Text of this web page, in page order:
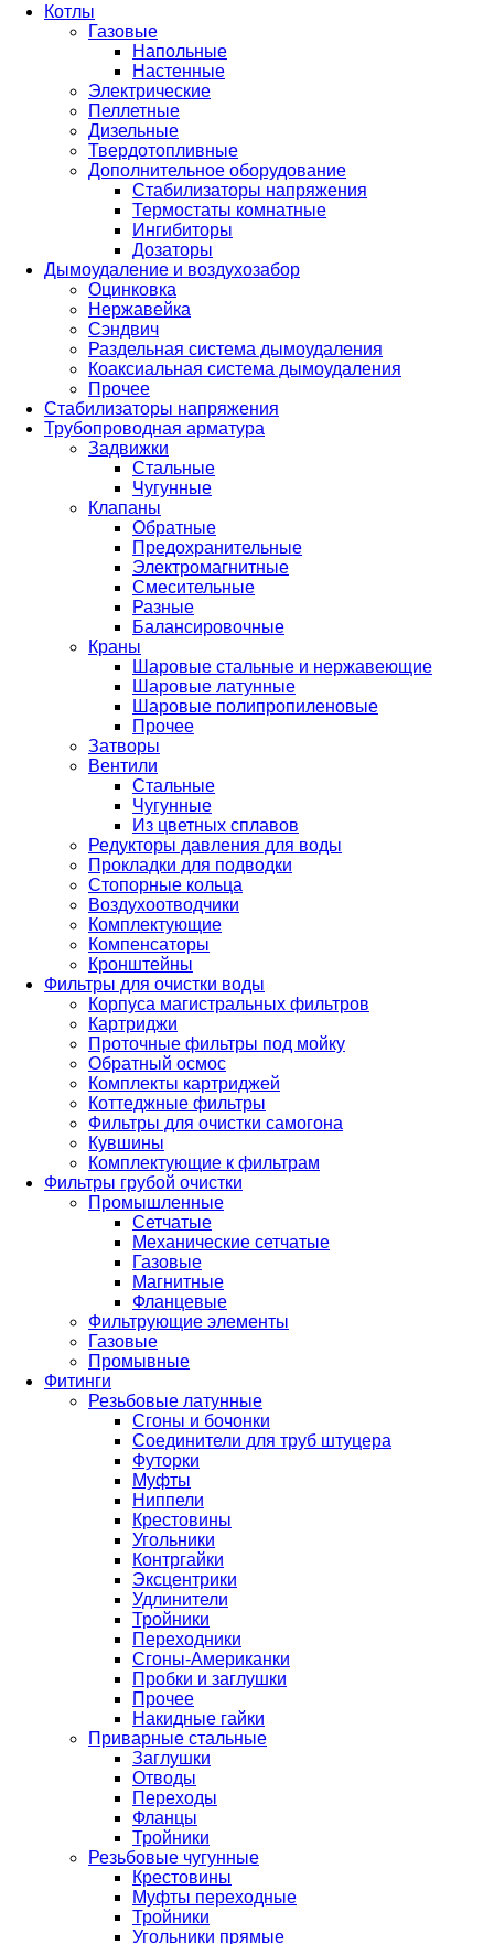
Котлы
Газовые
Напольные
Настенные
Электрические
Пеллетные
Дизельные
Твердотопливные
Дополнительное оборудование
Стабилизаторы напряжения
Термостаты комнатные
Ингибиторы
Дозаторы
Дымоудаление и воздухозабор
Оцинковка
Нержавейка
Сэндвич
Раздельная система дымоудаления
Коаксиальная система дымоудаления
Прочее
Стабилизаторы напряжения
Трубопроводная арматура
Задвижки
Стальные
Чугунные
Клапаны
Обратные
Предохранительные
Электромагнитные
Смесительные
Разные
Балансировочные
Краны
Шаровые стальные и нержавеющие
Шаровые латунные
Шаровые полипропиленовые
Прочее
Затворы
Вентили
Стальные
Чугунные
Из цветных сплавов
Редукторы давления для воды
Прокладки для подводки
Стопорные кольца
Воздухоотводчики
Комплектующие
Компенсаторы
Кронштейны
Фильтры для очистки воды
Корпуса магистральных фильтров
Картриджи
Проточные фильтры под мойку
Обратный осмос
Комплекты картриджей
Коттеджные фильтры
Фильтры для очистки самогона
Кувшины
Комплектующие к фильтрам
Фильтры грубой очистки
Промышленные
Сетчатые
Механические сетчатые
Газовые
Магнитные
Фланцевые
Фильтрующие элементы
Газовые
Промывные
Фитинги
Резьбовые латунные
Сгоны и бочонки
Соединители для труб штуцера
Футорки
Муфты
Ниппели
Крестовины
Угольники
Контргайки
Эксцентрики
Удлинители
Тройники
Переходники
Сгоны-Американки
Пробки и заглушки
Прочее
Накидные гайки
Приварные стальные
Заглушки
Отводы
Переходы
Фланцы
Тройники
Резьбовые чугунные
Крестовины
Муфты переходные
Тройники
Угольники прямые